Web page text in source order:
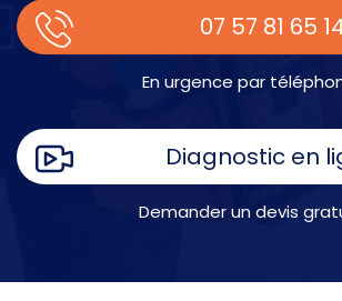
place.
07 57 81 65
En urgence par
Diagnostic en
Demander un devis